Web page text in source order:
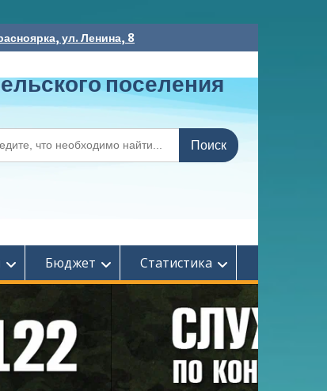
ул. Ленина, 8
поселения
Бюджет Статистика